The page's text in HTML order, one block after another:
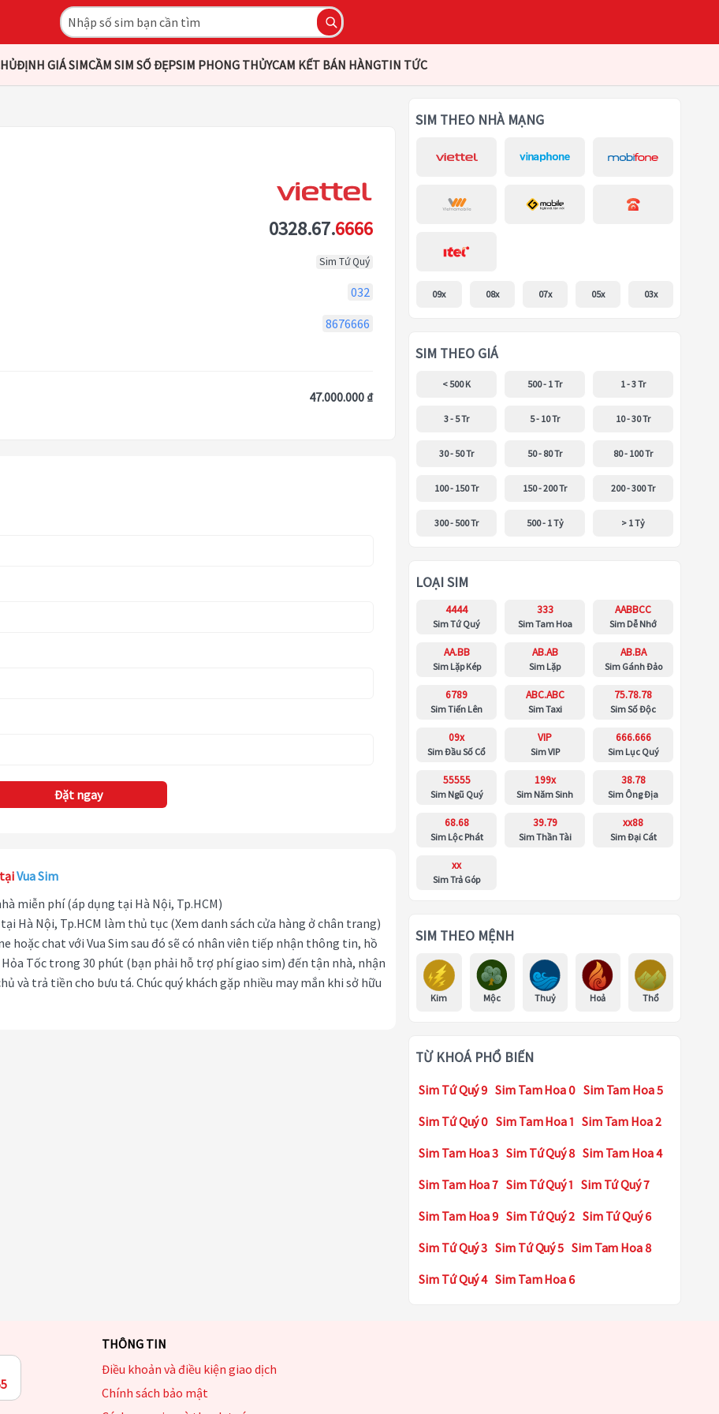
ĐỊNH GIÁ SIMCẦM SIM SỐ ĐẸPSIM PHONG THỦYCAM KẾT BÁN HÀNGTIN TỨC
0328.67.6666
Sim Tứ Quý
032
8676666
47.000.000 ₫
Đặt ngay
Vua Sim
miễn phí (áp dụng tại Hà Nội, Tp.HCM)
Hà Nội, Tp.HCM làm thủ tục (Xem danh sách cửa hàng ở chân trang)
chat với Vua Sim sau đó sẽ có nhân viên tiếp nhận thông tin, hồ
Hỏa Tốc trong 30 phút (bạn phải hỗ trợ phí giao sim) đến tận nhà, nhận
và trả tiền cho bưu tá. Chúc quý khách gặp nhiều may mắn khi sở hữu
SIM THEO NHÀ MẠNG
09x 08x 07x 05x 03x
SIM THEO GIÁ
< 500 K 500 - 1 Tr 1 - 3 Tr
3 - 5 Tr 5 - 10 Tr 10 - 30 Tr
30 - 50 Tr 50 - 80 Tr 80 - 100 Tr
100 - 150 Tr 150 - 200 Tr 200 - 300 Tr
300 - 500 Tr 500 - 1 Tỷ > 1 Tỷ
LOẠI SIM
4444
Sim Tứ Quý
333
Sim Tam Hoa
AABBCC
Sim Dễ Nhớ
AA.BB
Sim Lặp Kép
AB.AB
Sim Lặp
AB.BA
Sim Gánh Đảo
6789
Sim Tiến Lên
ABC.ABC
Sim Taxi
75.78.78
Sim Số Độc
09x
Sim Đầu Số Cổ
VIP
Sim VIP
666.666
Sim Lục Quý
55555
Sim Ngũ Quý
199x
Sim Năm Sinh
38.78
Sim Ông Địa
68.68
Sim Lộc Phát
39.79
Sim Thần Tài
xx88
Sim Đại Cát
xx
Sim Trả Góp
SIM THEO MỆNH
Kim Mộc Thuỷ Hoả Thổ
TỪ KHOÁ PHỔ BIẾN
Sim Tứ Quý 9 Sim Tam Hoa 0 Sim Tam Hoa 5
Sim Tứ Quý 0 Sim Tam Hoa 1 Sim Tam Hoa 2
Sim Tam Hoa 3 Sim Tứ Quý 8 Sim Tam Hoa 4
Sim Tam Hoa 7 Sim Tứ Quý 1 Sim Tứ Quý 7
Sim Tam Hoa 9 Sim Tứ Quý 2 Sim Tứ Quý 6
Sim Tứ Quý 3 Sim Tứ Quý 5 Sim Tam Hoa 8
Sim Tứ Quý 4 Sim Tam Hoa 6
THÔNG TIN
Điều khoản và điều kiện giao dịch
Chính sách bảo mật